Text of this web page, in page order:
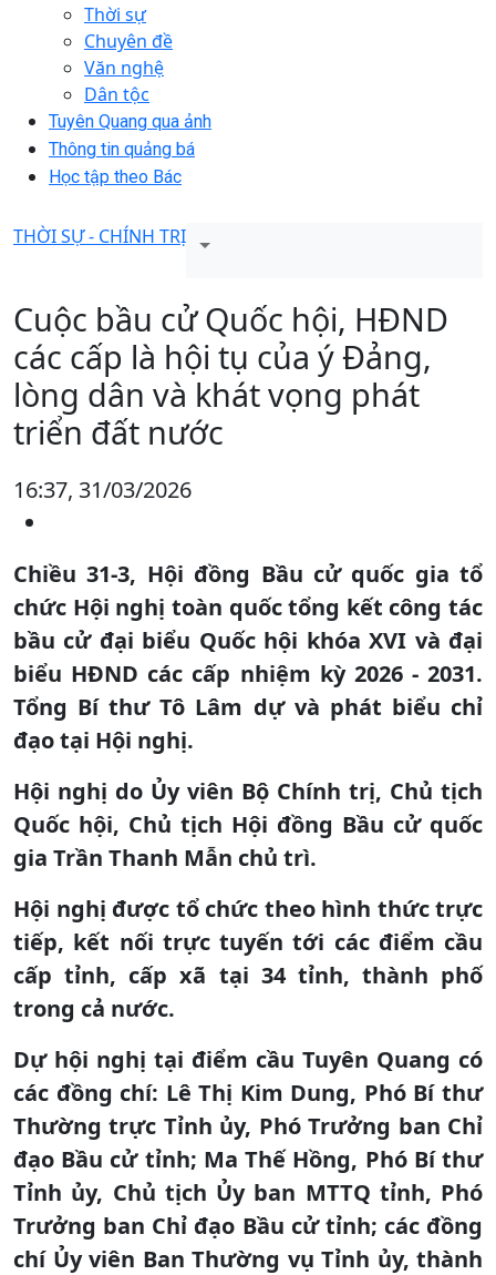
Thời sự
Chuyên đề
Văn nghệ
Dân tộc
Tuyên Quang qua ảnh
Thông tin quảng bá
Học tập theo Bác
THỜI SỰ - CHÍNH TRỊ
Cuộc bầu cử Quốc hội, HĐND
các cấp là hội tụ của ý Đảng,
lòng dân và khát vọng phát
triển đất nước
16:37, 31/03/2026
Chiều 31-3, Hội đồng Bầu cử quốc gia tổ
chức Hội nghị toàn quốc tổng kết công tác
bầu cử đại biểu Quốc hội khóa XVI và đại
biểu HĐND các cấp nhiệm kỳ 2026 - 2031.
Tổng Bí thư Tô Lâm dự và phát biểu chỉ
đạo tại Hội nghị.
Hội nghị do Ủy viên Bộ Chính trị, Chủ tịch
Quốc hội, Chủ tịch Hội đồng Bầu cử quốc
gia Trần Thanh Mẫn chủ trì.
Hội nghị được tổ chức theo hình thức trực
tiếp, kết nối trực tuyến tới các điểm cầu
cấp tỉnh, cấp xã tại 34 tỉnh, thành phố
trong cả nước.
Dự hội nghị tại điểm cầu Tuyên Quang có
các đồng chí: Lê Thị Kim Dung, Phó Bí thư
Thường trực Tỉnh ủy, Phó Trưởng ban Chỉ
đạo Bầu cử tỉnh; Ma Thế Hồng, Phó Bí thư
Tỉnh ủy, Chủ tịch Ủy ban MTTQ tỉnh, Phó
Trưởng ban Chỉ đạo Bầu cử tỉnh; các đồng
chí Ủy viên Ban Thường vụ Tỉnh ủy, thành